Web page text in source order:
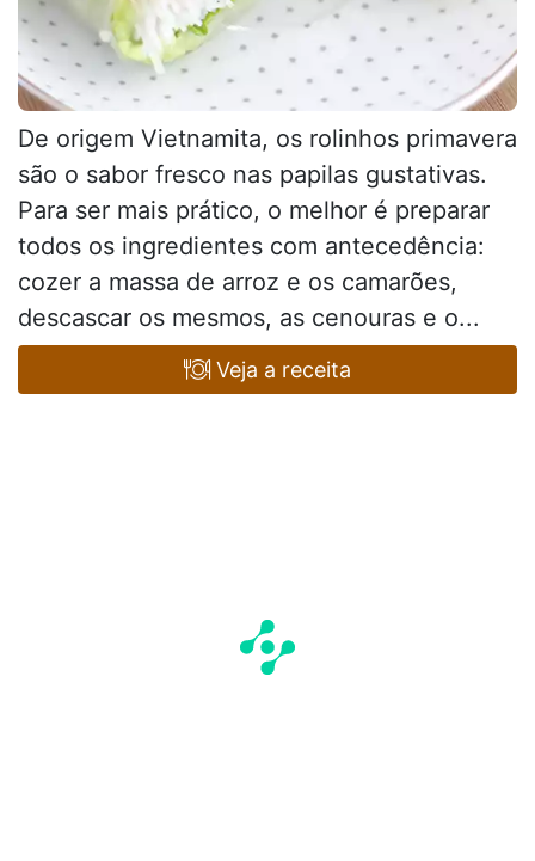
De origem Vietnamita, os rolinhos primavera
são o sabor fresco nas papilas gustativas.
Para ser mais prático, o melhor é preparar
todos os ingredientes com antecedência:
cozer a massa de arroz e os camarões,
descascar os mesmos, as cenouras e o...
Veja a receita